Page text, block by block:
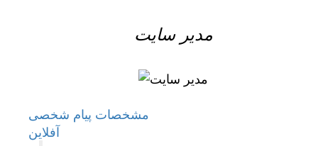
مدیر سایت
مشخصات پیام شخصی
آفلاين